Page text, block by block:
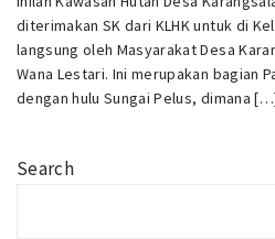
diterimakan SK dari KLHK untuk di
langsung oleh Masyarakat Desa
Wana Lestari. Ini merupakan bagian
dengan hulu Sungai Pelus, dimana
Search